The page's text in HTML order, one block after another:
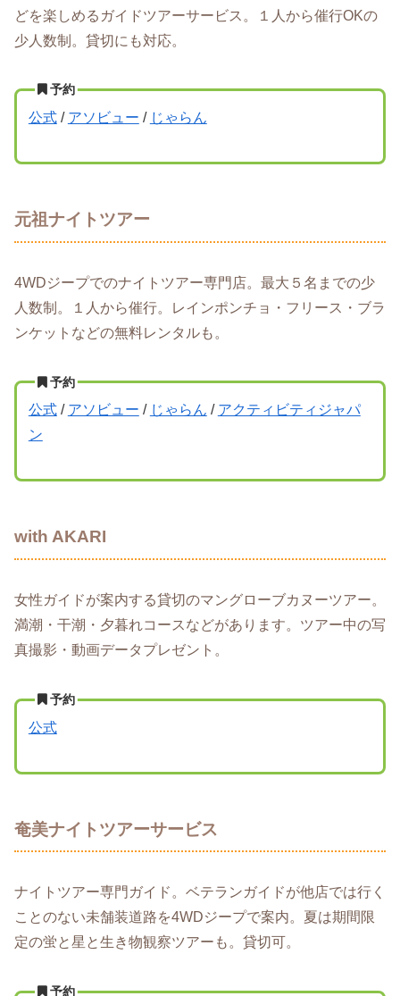
どを楽しめるガイドツアーサービス。１人から催行OKの
少人数制。貸切にも対応。
予約
公式/ アソビュー / じゃらん
元祖ナイトツアー
4WDジープでのナイトツアー専門店。最大５名までの少
人数制。１人から催行。レインポンチョ・フリース・ブラ
ンケットなどの無料レンタルも。
予約
公式/ アソビュー / じゃらん / アクティビティジャパ
ン
with AKARI
女性ガイドが案内する貸切のマングローブカヌーツアー。
満潮・干潮・夕暮れコースなどがあります。ツアー中の写
真撮影・動画データプレゼント。
予約
公式
奄美ナイトツアーサービス
ナイトツアー専門ガイド。ベテランガイドが他店では行く
ことのない未舗装道路を4WDジープで案内。夏は期間限
定の蛍と星と生き物観察ツアーも。貸切可。
予約